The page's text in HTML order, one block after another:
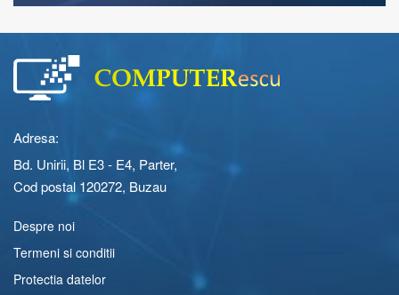
Adresa:
Bd. Unirii, Bl E3 - E4, Parter,
Cod postal 120272, Buzau
Despre noi
Termeni si conditii
Protectia datelor